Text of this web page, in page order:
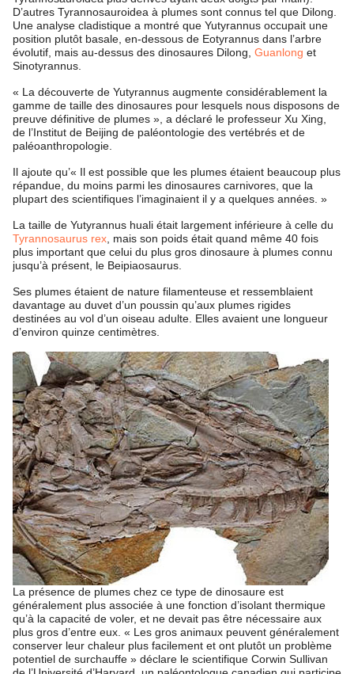
D’autres Tyrannosauroidea à plumes sont connus tel que Dilong.
Une analyse cladistique a montré que Yutyrannus occupait une
position plutôt basale, en-dessous de Eotyrannus dans l’arbre
évolutif, mais au-dessus des dinosaures Dilong, Guanlong et
Sinotyrannus.
« La découverte de Yutyrannus augmente considérablement la
gamme de taille des dinosaures pour lesquels nous disposons de
preuve définitive de plumes », a déclaré le professeur Xu Xing,
de l’Institut de Beijing de paléontologie des vertébrés et de
paléoanthropologie.
Il ajoute qu’« Il est possible que les plumes étaient beaucoup plus
répandue, du moins parmi les dinosaures carnivores, que la
plupart des scientifiques l’imaginaient il y a quelques années. »
La taille de Yutyrannus huali était largement inférieure à celle du
Tyrannosaurus rex , mais son poids était quand même 40 fois
plus important que celui du plus gros dinosaure à plumes connu
jusqu’à présent, le Beipiaosaurus.
Ses plumes étaient de nature filamenteuse et ressemblaient
davantage au duvet d’un poussin qu’aux plumes rigides
destinées au vol d’un oiseau adulte. Elles avaient une longueur
d’environ quinze centimètres.
La présence de plumes chez ce type de dinosaure est
généralement plus associée à une fonction d’isolant thermique
qu’à la capacité de voler, et ne devait pas être nécessaire aux
plus gros d’entre eux. « Les gros animaux peuvent généralement
conserver leur chaleur plus facilement et ont plutôt un problème
potentiel de surchauffe » déclare le scientifique Corwin Sullivan